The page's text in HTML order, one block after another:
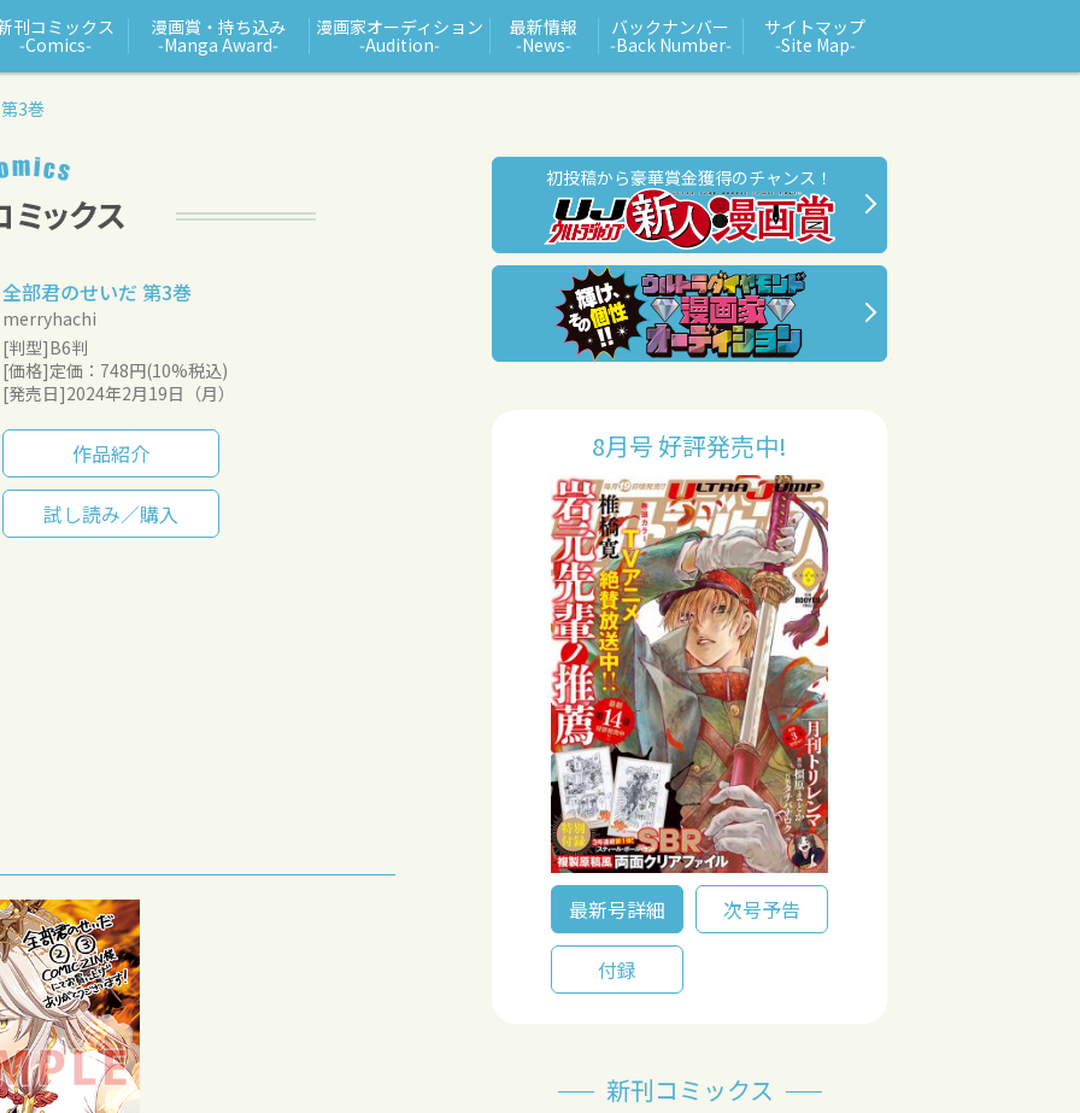
刊コミックス
‑Comics‑
漫画賞・持ち込み
‑Manga Award‑
漫画家オーディション
‑Audition‑
最新情報
‑News‑
バックナンバー
‑Back Number‑
サイトマップ
‑Site Map‑
3巻
全部君のせいだ 第3巻
merryhachi
[判型]B6判
[価格]定価：748円(10%税込)
[発売日]2024年2月19日（月）
作品紹介
試し読み／購入
初投稿から豪華賞金獲得のチャンス！
8月号 好評発売中!
最新号詳細 次号予告
付録
新刊コミックス